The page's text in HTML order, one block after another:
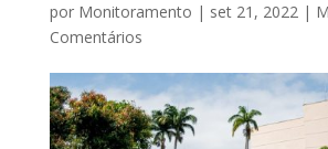
por Monitoramento | set 21, 2022|
Comentários